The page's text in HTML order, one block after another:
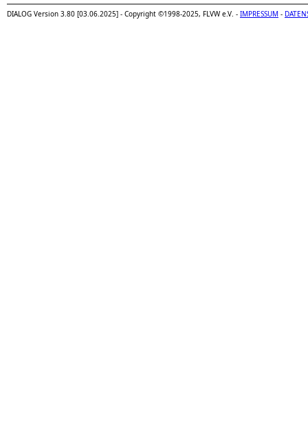
DIALOG Version 3.80 [03.06.2025] - Copyright ©1998-2025, FLVW e.V. - IMPRESSUM -